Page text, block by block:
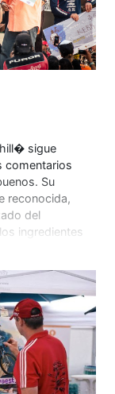
sigue
comentarios
Su
reconocida,
del
ingredientes